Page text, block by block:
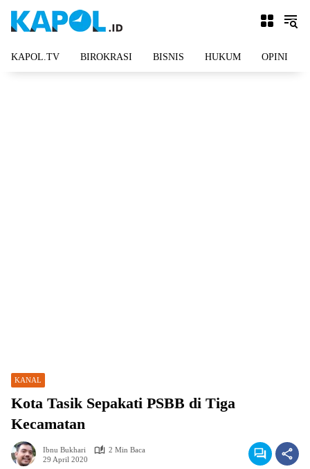
KAPOL.TV BIROKRASI BISNIS HUKUM OPINI
KANAL
Kota Tasik Sepakati PSBB di Tiga
Kecamatan
Ibnu Bukhari
2 Min Baca
29 April 2020